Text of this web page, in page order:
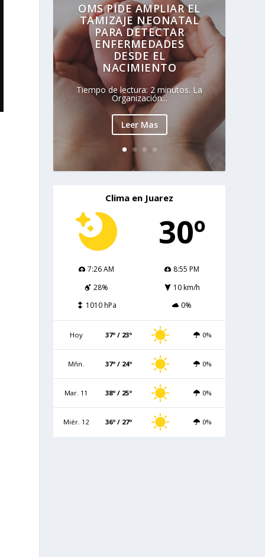
OMS PIDE AMPLIAR EL
TAMIZAJE NEONATAL
PARA DETECTAR
ENFERMEDADES
DESDE EL
NACIMIENTO
Tiempo de lectura: 2 minutos. La
Organización...
Leer Mas
Clima en Juarez
30º
7:26 AM
8:55 PM
28%
10 km/h
1010 hPa
0%
Hoy 37º / 23º 0%
Mñn. 37º / 24º 0%
Mar. 11 38º / 25º 0%
Miér. 12 36º / 27º 0%